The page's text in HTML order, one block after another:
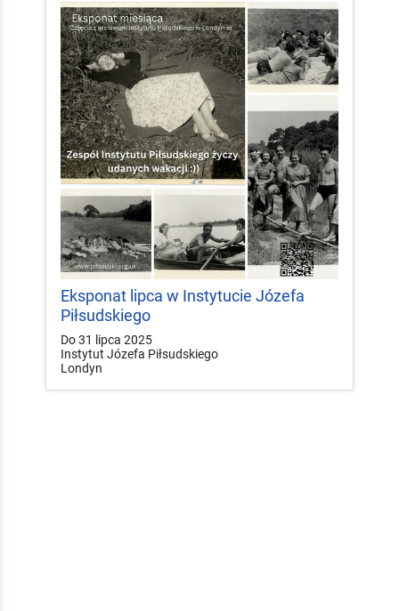
Eksponat lipca w Instytucie Józefa
Piłsudskiego
Do 31 lipca 2025
Instytut Józefa Piłsudskiego
Londyn